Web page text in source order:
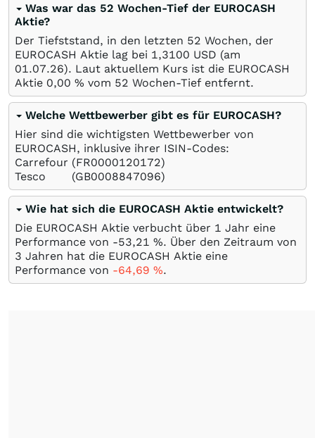
Was war das 52 Wochen-Tief der EUROCASH
Aktie?
Der Tiefststand, in den letzten 52 Wochen, der
EUROCASH Aktie lag bei 1,3100 USD (am
01.07.26). Laut aktuellem Kurs ist die EUROCASH
Aktie 0,00 % vom 52 Wochen-Tief entfernt.
Welche Wettbewerber gibt es für EUROCASH?
Hier sind die wichtigsten Wettbewerber von
EUROCASH, inklusive ihrer ISIN-Codes:
Carrefour (FR0000120172)
Tesco
(GB0008847096)
Wie hat sich die EUROCASH Aktie entwickelt?
Die EUROCASH Aktie verbucht über 1 Jahr eine
Performance von -53,21 %. Über den Zeitraum von
3 Jahren hat die EUROCASH Aktie eine
Performance von -64,69 %.